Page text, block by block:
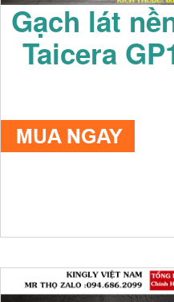
Gạch lát
Taicera